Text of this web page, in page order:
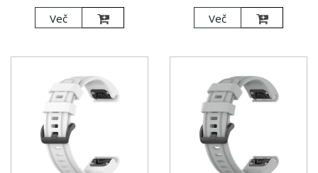
Več Več